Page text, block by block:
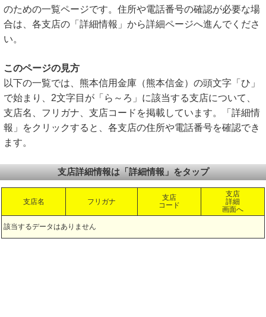
のための一覧ページです。住所や電話番号の確認が必要な場
合は、各支店の「詳細情報」から詳細ページへ進んでくださ
い。
このページの見方
以下の一覧では、熊本信用金庫（熊本信金）の頭文字「ひ」
で始まり、2文字目が「ら～ろ」に該当する支店について、
支店名、フリガナ、支店コードを掲載しています。「詳細情
報」をクリックすると、各支店の住所や電話番号を確認でき
ます。
支店詳細情報は「詳細情報」をタップ
支店名 フリガナ
支店
コード
支店
詳細
画面へ
該当するデータはありません